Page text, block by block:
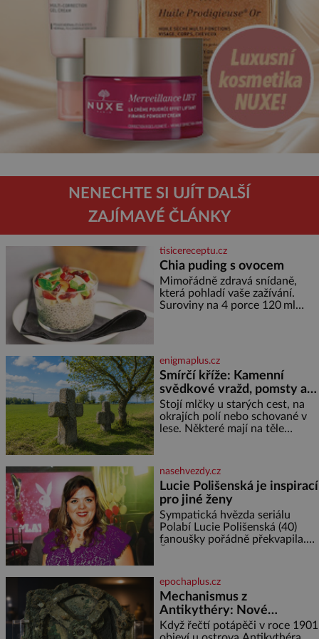
NENECHTE SI UJÍT DALŠÍ
ZAJÍMAVÉ ČLÁNKY
tisicereceptu.cz
Chia puding s ovocem
Mimořádně zdravá snídaně,
která pohladí vaše zažívání.
Suroviny na 4 porce 120 ml
nasypeme chia semí
enigmaplus.cz
Smírčí kříže: Kamenní
svědkové vražd, pomsty a
dávných vin
Stojí mlčky u starých cest, na
okrajích polí nebo schované v
lese. Některé mají na těle
kříž. Na první pohled vypadají
jako zapomenuté nábo
nasehvezdy.cz
Lucie Polišenská je inspirací
pro jiné ženy
Sympatická hvězda seriálu
Polabí Lucie Polišenská (40)
fanoušky pořádně překvapila.
módu si příliš nepotrpí, se
vůbec poprvé postavila před
objekti
epochaplus.cz
Mechanismus z
Antikythéry: Nové
výzkumy odhalují další
Když řečtí potápěči v roce 1901